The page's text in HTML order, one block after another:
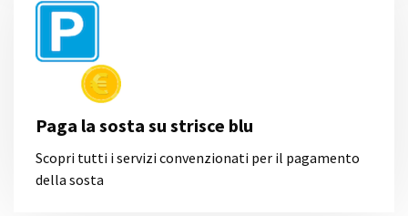
Paga la sosta su strisce blu
Scopri tutti i servizi convenzionati per il pagamento
della sosta